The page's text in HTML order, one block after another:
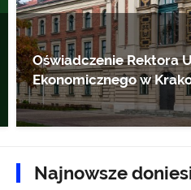
Oświadczenie Rektora
Ekonomicznego w
Najnowsze